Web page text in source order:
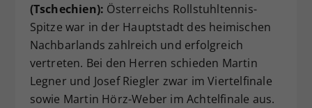
(Tschechien): Österreichs Rollstuhltennis-
Spitze war in der Hauptstadt des heimischen
Nachbarlands zahlreich und erfolgreich
vertreten. Bei den Herren schieden Martin
Legner und Josef Riegler zwar im Viertelfinale
sowie Martin Hörz-Weber im Achtelfinale aus.